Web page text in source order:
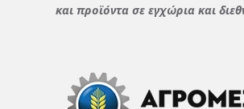
και προϊόντα σε εγχώρια και